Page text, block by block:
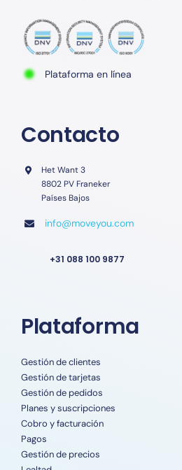
Plataforma en línea
Contacto
Het Want 3
8802 PV Franeker
Países Bajos
info@moveyou.com
+31 088 100 9877
Plataforma
Gestión de clientes
Gestión de tarjetas
Gestión de pedidos
Planes y suscripciones
Cobro y facturación
Pagos
Gestión de precios